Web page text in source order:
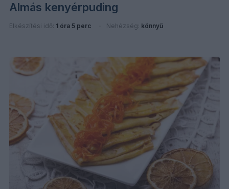
Almás kenyérpuding
Elkészítési idő: 1 óra 5 perc Nehézség: könnyű